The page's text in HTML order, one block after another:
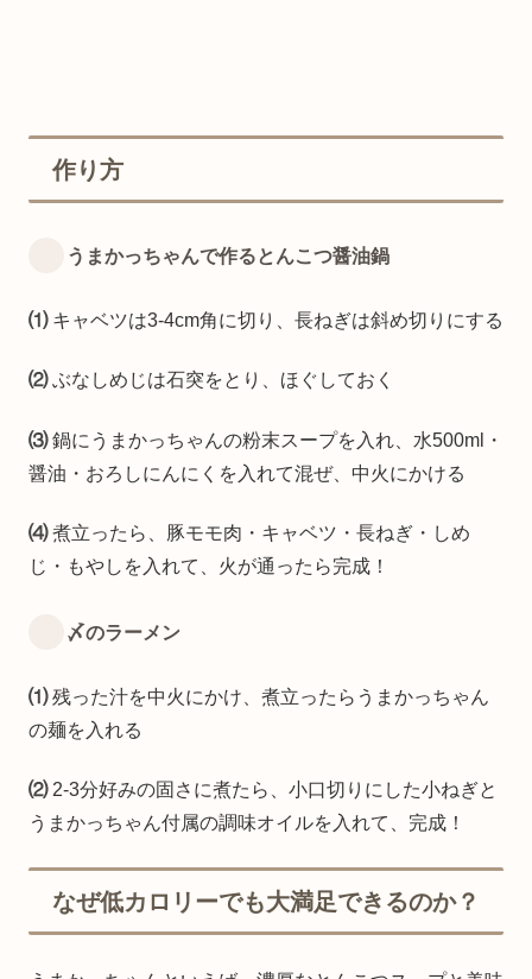
作り方
うまかっちゃんで作るとんこつ醤油鍋
⑴キャベツは3-4cm角に切り、長ねぎは斜め切りにする
⑵ぶなしめじは石突をとり、ほぐしておく
⑶鍋にうまかっちゃんの粉末スープを入れ、水500ml・
醤油・おろしにんにくを入れて混ぜ、中火にかける
⑷煮立ったら、豚モモ肉・キャベツ・長ねぎ・しめ
じ・もやしを入れて、火が通ったら完成！
〆のラーメン
⑴残った汁を中火にかけ、煮立ったらうまかっちゃん
の麺を入れる
⑵2-3分好みの固さに煮たら、小口切りにした小ねぎと
うまかっちゃん付属の調味オイルを入れて、完成！
なぜ低カロリーでも大満足できるのか？